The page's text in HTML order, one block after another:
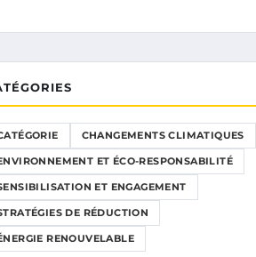
CHANGEMENTS CLIMATIQUES
ET ÉCO-RESPONSABILITÉ
ET ENGAGEMENT
DE RÉDUCTION
RENOUVELABLE